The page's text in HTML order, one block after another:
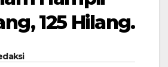
125 Hilang.